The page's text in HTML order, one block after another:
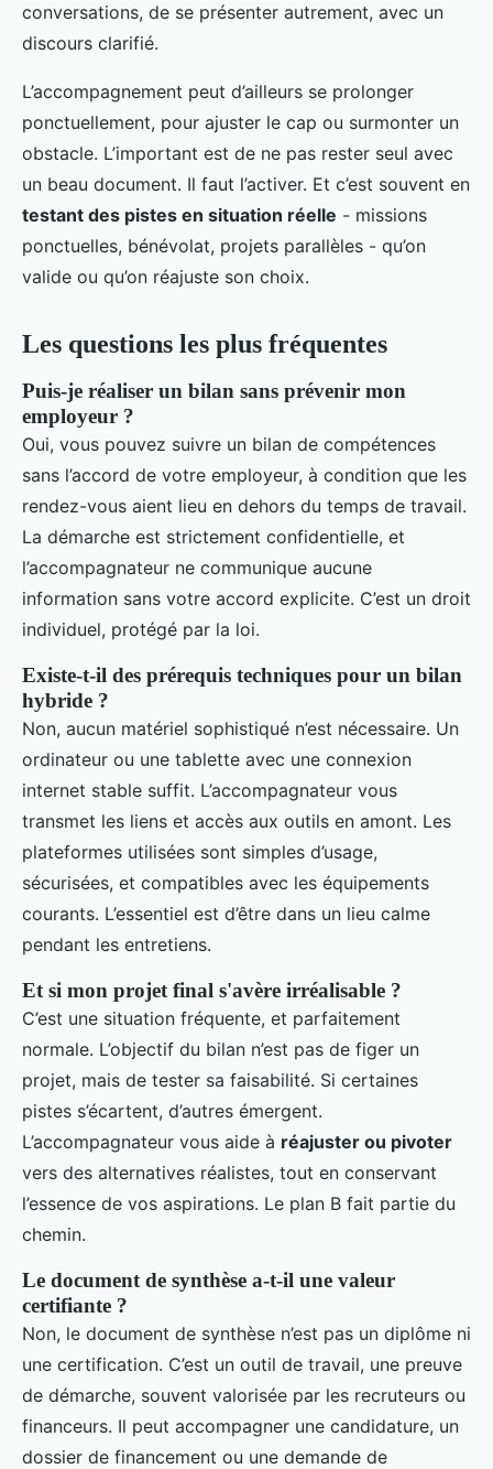
conversations, de se présenter autrement, avec un
discours clarifié.
L’accompagnement peut d’ailleurs se prolonger
ponctuellement, pour ajuster le cap ou surmonter un
obstacle. L’important est de ne pas rester seul avec
un beau document. Il faut l’activer. Et c’est souvent en
testant des pistes en situation réelle - missions
ponctuelles, bénévolat, projets parallèles - qu’on
valide ou qu’on réajuste son choix.
Les questions les plus fréquentes
Puis-je réaliser un bilan sans prévenir mon
employeur ?
Oui, vous pouvez suivre un bilan de compétences
sans l’accord de votre employeur, à condition que les
rendez-vous aient lieu en dehors du temps de travail.
La démarche est strictement confidentielle, et
l’accompagnateur ne communique aucune
information sans votre accord explicite. C’est un droit
individuel, protégé par la loi.
Existe-t-il des prérequis techniques pour un bilan
hybride ?
Non, aucun matériel sophistiqué n’est nécessaire. Un
ordinateur ou une tablette avec une connexion
internet stable suffit. L’accompagnateur vous
transmet les liens et accès aux outils en amont. Les
plateformes utilisées sont simples d’usage,
sécurisées, et compatibles avec les équipements
courants. L’essentiel est d’être dans un lieu calme
pendant les entretiens.
Et si mon projet final s'avère irréalisable ?
C’est une situation fréquente, et parfaitement
normale. L’objectif du bilan n’est pas de figer un
projet, mais de tester sa faisabilité. Si certaines
pistes s’écartent, d’autres émergent.
L’accompagnateur vous aide à réajuster ou pivoter
vers des alternatives réalistes, tout en conservant
l’essence de vos aspirations. Le plan B fait partie du
chemin.
Le document de synthèse a-t-il une valeur
certifiante ?
Non, le document de synthèse n’est pas un diplôme ni
une certification. C’est un outil de travail, une preuve
de démarche, souvent valorisée par les recruteurs ou
financeurs. Il peut accompagner une candidature, un
dossier de financement ou une demande de